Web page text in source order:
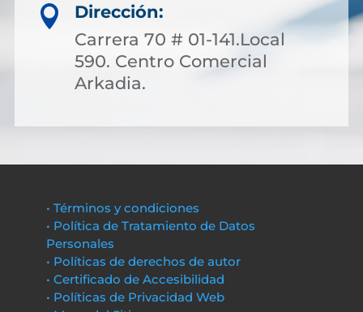

Dirección:
Carrera 70 # 01-141.Local
590. Centro Comercial
Arkadia.
• Términos y condiciones
• Política de Tratamiento de Datos
Personales
• Políticas de derechos de autor
• Certificado de Accesibilidad
• Políticas de Privacidad Web